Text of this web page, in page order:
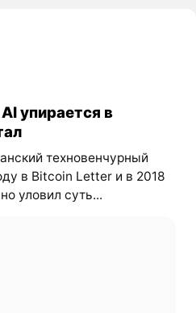
упирается в
техновенчурный
в Bitcoin Letter и в 2018
уловил суть...